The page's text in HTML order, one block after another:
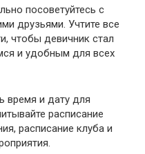
посоветуйтесь с
друзьями. Учтите все
чтобы девичник стал
и удобным для всех
время и дату для
расписание
расписание клуба и